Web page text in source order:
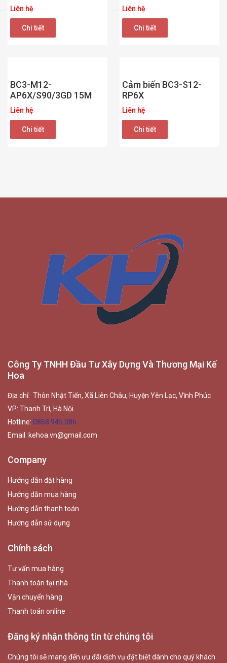
Liên hệ
Chi tiết
Liên hệ
Chi tiết
BC3-M12-
AP6X/S90/3GD 15M
Liên hệ
Chi tiết
Cảm biến BC3-S12-
RP6X
Liên hệ
Chi tiết
Công Ty TNHH Đầu Tư Xây Dựng Và Thương Mại Kế
Hoa
Địa chỉ: Thôn Nhật Tiến, Xã Liên Châu, Huyện Yên Lạc, Vĩnh Phúc
VP: Thanh Trì, Hà Nội.
Hotline: 0868.945.086
Email: kehoa.vn@gmail.com
Company
Hướng dẫn đặt hàng
Hướng dẫn mua hàng
Hướng dẫn thanh toán
Hướng dẫn sử dụng
Chính sách
Tư vấn mua hàng
Thanh toán tại nhà
Vận chuyển hàng
Thanh toán online
Đăng ký nhận thông tin từ chúng tôi
Chúng tôi sẽ mang đến ưu đãi dịch vụ đặt biệt dành cho quý khách